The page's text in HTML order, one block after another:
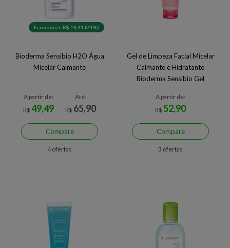
Economize R$ 16,41 (24%)
Bioderma Sensibio H2O Água
Micelar Calmante
A partir de:
R$49,49
Até:
R$ 65,90
Compare
4 ofertas
Gel de Limpeza Facial Micelar
Calmante e Hidratante
Bioderma Sensibio Gel
A partir de:
R$ 52,90
Compare
3 ofertas